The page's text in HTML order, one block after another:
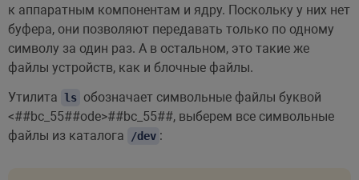
к аппаратным компонентам и ядру. Поскольку у них нет
буфера, они позволяют передавать только по одному
символу за один раз. А в остальном, это такие же
файлы устройств, как и блочные файлы.
Утилита ls обозначает символьные файлы буквой
<##bc_55##ode>##bc_55##, выберем все символьные
файлы из каталога
/dev :